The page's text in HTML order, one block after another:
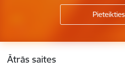
Kājene
Ātrās saites